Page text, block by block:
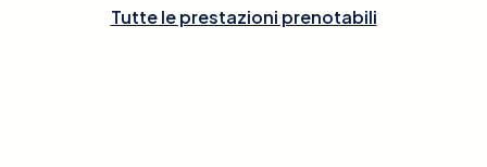
Tutte le prestazioni prenotabili